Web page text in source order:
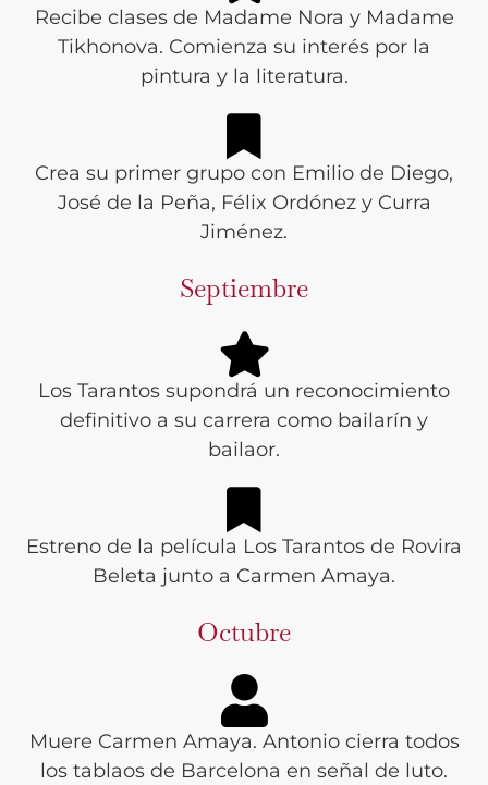
Recibe clases de Madame Nora y Madame
Tikhonova. Comienza su interés por la
pintura y la literatura.
Crea su primer grupo con Emilio de Diego,
José de la Peña, Félix Ordónez y Curra
Jiménez.
Septiembre
Los Tarantos supondrá un reconocimiento
definitivo a su carrera como bailarín y
bailaor.
Estreno de la película Los Tarantos de Rovira
Beleta junto a Carmen Amaya.
Octubre
Muere Carmen Amaya. Antonio cierra todos
los tablaos de Barcelona en señal de luto.